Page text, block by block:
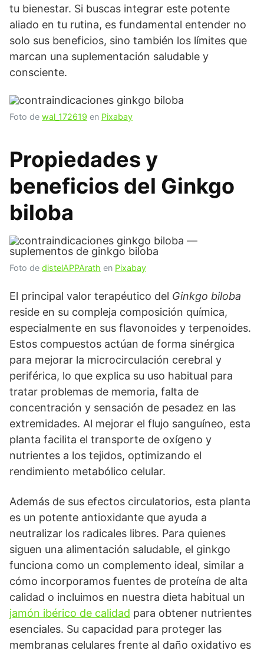
tu bienestar. Si buscas integrar este potente
aliado en tu rutina, es fundamental entender no
solo sus beneficios, sino también los límites que
marcan una suplementación saludable y
consciente.
Foto de wal_172619 en Pixabay
Propiedades y
beneficios del Ginkgo
biloba
Foto de distelAPPArath en Pixabay
El principal valor terapéutico del Ginkgo biloba
reside en su compleja composición química,
especialmente en sus flavonoides y terpenoides.
Estos compuestos actúan de forma sinérgica
para mejorar la microcirculación cerebral y
periférica, lo que explica su uso habitual para
tratar problemas de memoria, falta de
concentración y sensación de pesadez en las
extremidades. Al mejorar el flujo sanguíneo, esta
planta facilita el transporte de oxígeno y
nutrientes a los tejidos, optimizando el
rendimiento metabólico celular.
Además de sus efectos circulatorios, esta planta
es un potente antioxidante que ayuda a
neutralizar los radicales libres. Para quienes
siguen una alimentación saludable, el ginkgo
funciona como un complemento ideal, similar a
cómo incorporamos fuentes de proteína de alta
calidad o incluimos en nuestra dieta habitual un
jamón ibérico de calidad para obtener nutrientes
esenciales. Su capacidad para proteger las
membranas celulares frente al daño oxidativo es